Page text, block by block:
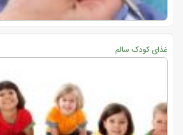
غذای کودک سالم